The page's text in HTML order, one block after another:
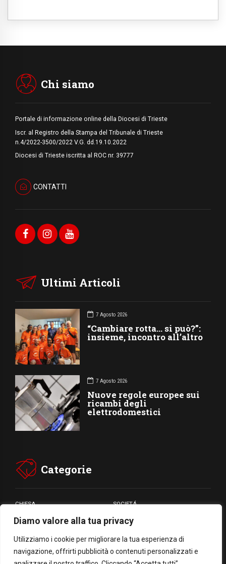
Diamo valore alla tua privacy
Utilizziamo i cookie per migliorare la tua esperienza di
navigazione, offrirti pubblicità o contenuti personalizzati e
Chi siamo
Portale di informazione online della Diocesi di Trieste
Iscr. al Registro della Stampa del Tribunale di Trieste
n.4/2022-3500/2022 V.G. dd.19.10.2022
Diocesi di Trieste iscritta al ROC nr. 39777
CONTATTI
Ultimi Articoli
7 Agosto 2026
“Cambiare rotta… si può?”:
insieme, incontro all’altro
7 Agosto 2026
Nuove regole europee sui
ricambi degli
elettrodomestici
Categorie
CHIESA SOCIETÁ
CARITÁ GIUBILEO
CULTURA MEDIA